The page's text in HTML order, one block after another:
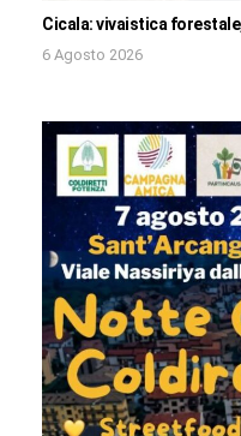
Cicala: vivaistica
6 Agosto 2026